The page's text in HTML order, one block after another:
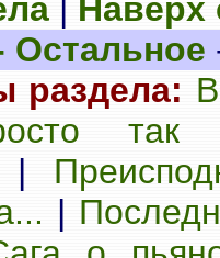
| Наверх
Остальное
раздела:
так
|
|